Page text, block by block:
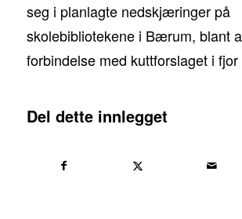
seg i planlagte nedskjæringer på
skolebibliotekene i Bærum, blant
forbindelse med kuttforslaget i fjor
Del dette innlegget